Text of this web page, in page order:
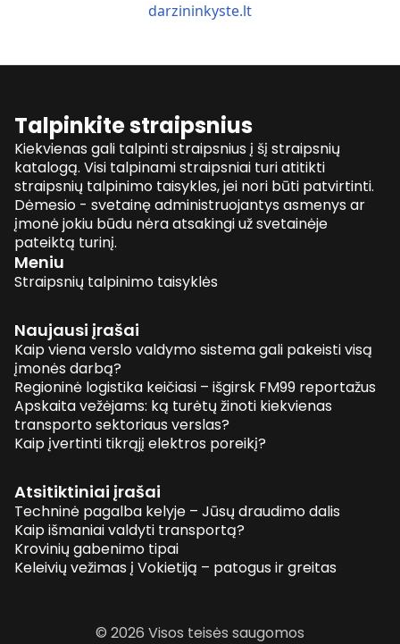
darzininkyste.lt
Talpinkite straipsnius
Kiekvienas gali talpinti straipsnius į šį straipsnių
katalogą. Visi talpinami straipsniai turi atitikti
straipsnių talpinimo taisykles, jei nori būti patvirtinti.
Dėmesio - svetainę administruojantys asmenys ar
įmonė jokiu būdu nėra atsakingi už svetainėje
pateiktą turinį.
Meniu
Straipsnių talpinimo taisyklės
Naujausi įrašai
Kaip viena verslo valdymo sistema gali pakeisti visą
įmonės darbą?
Regioninė logistika keičiasi – išgirsk FM99 reportažus
Apskaita vežėjams: ką turėtų žinoti kiekvienas
transporto sektoriaus verslas?
Kaip įvertinti tikrąjį elektros poreikį?
Atsitiktiniai įrašai
Techninė pagalba kelyje – Jūsų draudimo dalis
Kaip išmaniai valdyti transportą?
Krovinių gabenimo tipai
Keleivių vežimas į Vokietiją – patogus ir greitas
© 2026 Visos teisės saugomos